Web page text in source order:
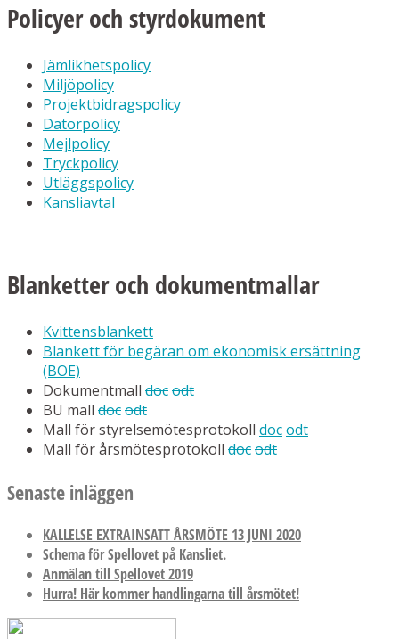
Policyer och styrdokument
Jämlikhetspolicy
Miljöpolicy
Projektbidragspolicy
Datorpolicy
Mejlpolicy
Tryckpolicy
Utläggspolicy
Kansliavtal
Blanketter och dokumentmallar
Kvittensblankett
Blankett för begäran om ekonomisk ersättning
(BOE)
Dokumentmall docodt
BU mall docodt
Mall för styrelsemötesprotokoll docodt
Mall för årsmötesprotokoll docodt
Senaste inläggen
KALLELSE EXTRAINSATT ÅRSMÖTE 13 JUNI 2020
Schema för Spellovet på Kansliet.
Anmälan till Spellovet 2019
Hurra! Här kommer handlingarna till årsmötet!